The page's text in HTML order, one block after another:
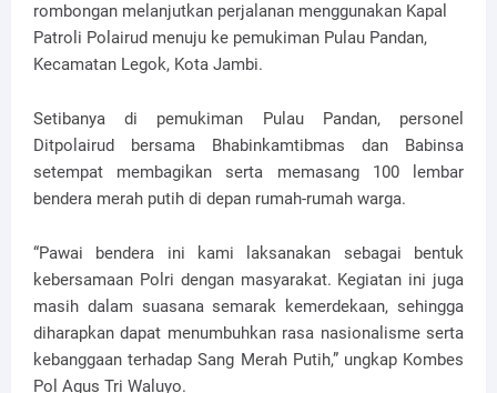
rombongan melanjutkan perjalanan menggunakan Kapal
Patroli Polairud menuju ke pemukiman Pulau Pandan,
Kecamatan Legok, Kota Jambi.
Setibanya di pemukiman Pulau Pandan, personel
Ditpolairud bersama Bhabinkamtibmas dan Babinsa
setempat membagikan serta memasang 100 lembar
bendera merah putih di depan rumah-rumah warga.
“Pawai bendera ini kami laksanakan sebagai bentuk
kebersamaan Polri dengan masyarakat. Kegiatan ini juga
masih dalam suasana semarak kemerdekaan, sehingga
diharapkan dapat menumbuhkan rasa nasionalisme serta
kebanggaan terhadap Sang Merah Putih,” ungkap Kombes
Pol Agus Tri Waluyo.